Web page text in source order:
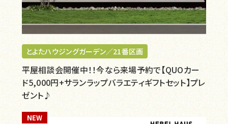
とよたハウジングガーデン／21番区画
平屋相談会開催中！！今なら来場予約で【QUOカー
ド5,000円+サランラップバラエティギフトセット】プレ
ゼント♪
NEW